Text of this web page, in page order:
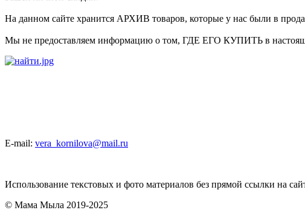
На данном сайте хранится АРХИВ товаров, которые у нас были в
Мы не предоставляем информацию о том, ГДЕ ЕГО КУПИТЬ в
E-mail: vera_kornilova@mail.ru
Использование текстовых и фото материалов без прямой ссылки на
© Мама Мыла 2019-2025